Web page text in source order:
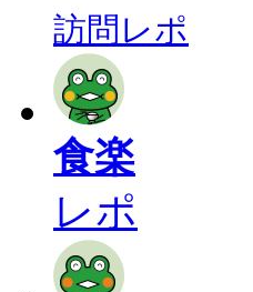
訪問レポ
食楽
レポ